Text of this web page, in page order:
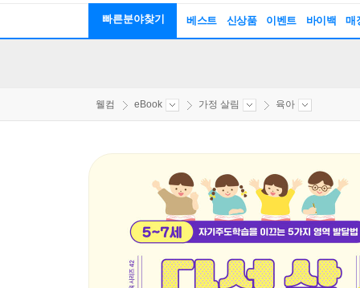
빠른분야찾기 베스트 신상품 이벤트 바이백 매
웰컴 eBook 가정 살림 육아